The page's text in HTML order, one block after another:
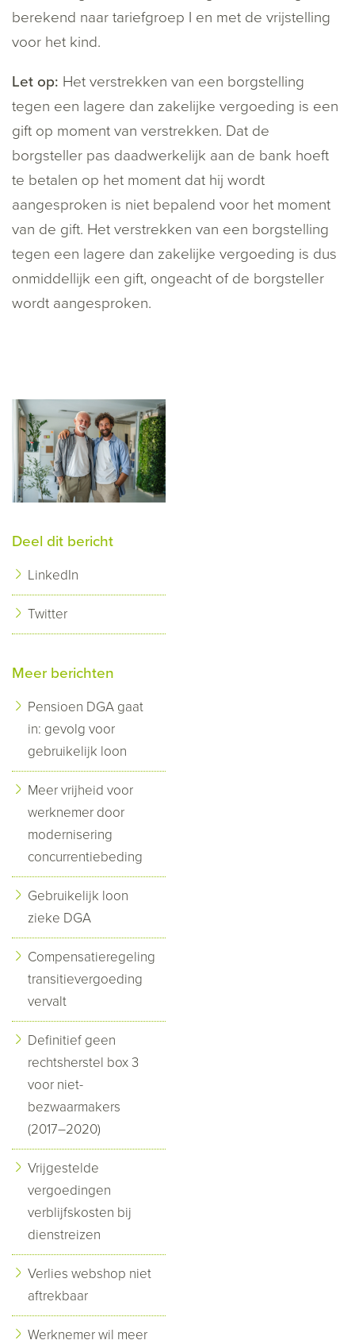
berekend naar tariefgroep I en met de vrijstelling
voor het kind.
Let op: Het verstrekken van een borgstelling
tegen een lagere dan zakelijke vergoeding is een
gift op moment van verstrekken. Dat de
borgsteller pas daadwerkelijk aan de bank hoeft
te betalen op het moment dat hij wordt
aangesproken is niet bepalend voor het moment
van de gift. Het verstrekken van een borgstelling
tegen een lagere dan zakelijke vergoeding is dus
onmiddellijk een gift, ongeacht of de borgsteller
wordt aangesproken.
Deel dit bericht
LinkedIn
Twitter
Meer berichten
Pensioen DGA gaat
in: gevolg voor
gebruikelijk loon
Meer vrijheid voor
werknemer door
modernisering
concurrentiebeding
Gebruikelijk loon
zieke DGA
Compensatieregeling
transitievergoeding
vervalt
Definitief geen
rechtsherstel box 3
voor niet-
bezwaarmakers
(2017–2020)
Vrijgestelde
vergoedingen
verblijfskosten bij
dienstreizen
Verlies webshop niet
aftrekbaar
Werknemer wil meer